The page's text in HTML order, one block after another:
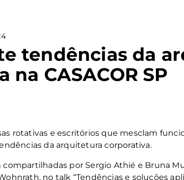
tendências da
CASACOR SP
rotativas e escritórios que mesclam
da arquitetura corporativa.
compartilhadas por Sergio Athié e Bruna
no talk “Tendências e soluções